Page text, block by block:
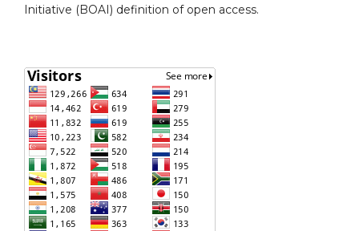
Initiative (BOAI) definition of open access.